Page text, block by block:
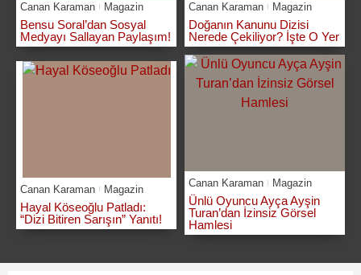
Canan Karaman Magazin
Bensu Soral’dan Sosyal
Medyayı Sallayan Paylaşım!
Canan Karaman Magazin
Doğanın Kanunu Dizisi
Nerede Çekiliyor? İşte O Yer
Canan Karaman Magazin
Hayal Köseoğlu Patladı:
“Dizi Bitiren Sarışın” Yanıtı!
Canan Karaman Magazin
Ünlü Oyuncu Ayça Ayşin
Turan’dan İzinsiz Görsel
Hamlesi